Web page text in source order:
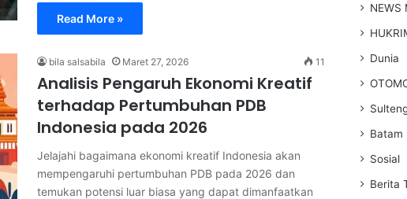
Read More »
bila salsabila Maret 27, 2026 11
Analisis Pengaruh Ekonomi Kreatif
terhadap Pertumbuhan PDB
Indonesia pada 2026
Jelajahi bagaimana ekonomi kreatif Indonesia akan
mempengaruhi pertumbuhan PDB pada 2026 dan
temukan potensi luar biasa yang dapat dimanfaatkan
NEWS
Dunia
Batam
Sosial
Berita